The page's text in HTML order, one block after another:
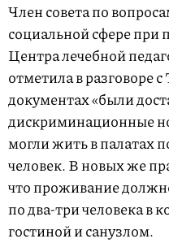
Член совета по
социальной сфере при
Центра лечебной
отметила в разговоре
документах «были
дискриминационные
могли жить в палатах
человек. В новых же
что проживание
по два-три человека в
гостиной и санузлом.